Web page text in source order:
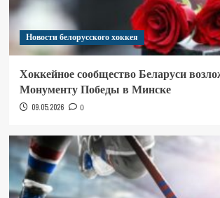
Новости белорусского хоккея
Хоккейное сообщество Беларуси
Монументу Победы в Минске
09.05.2026 0